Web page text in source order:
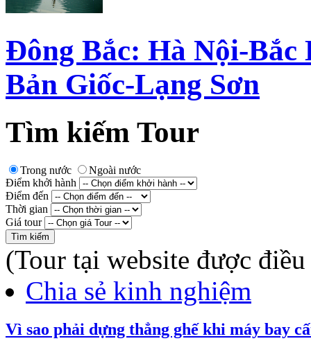
Đông Bắc: Hà Nội-Bắc
Bản Giốc-Lạng Sơn
Tìm kiếm Tour
Trong nước
Ngoài nước
Điểm khởi hành
Điểm đến
Thời gian
Giá tour
(Tour tại website được
Chia sẻ kinh nghiệm
Vì sao phải dựng thẳng ghế khi máy bay